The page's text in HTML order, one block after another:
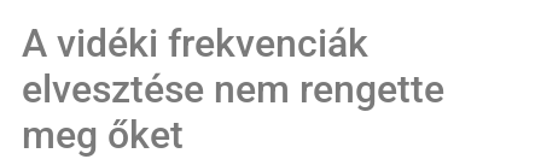
A vidéki frekvenciák
elvesztése nem rengette
meg őket